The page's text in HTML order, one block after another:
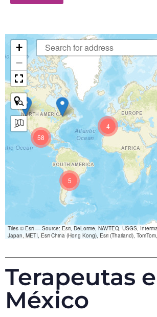
58
5
4
+
−
Tiles © Esri — Source: Esri, DeLorme, NAVTEQ, USGS,
Japan, METI, Esri China (Hong Kong), Esri (Thailand),
Terapeutas
México